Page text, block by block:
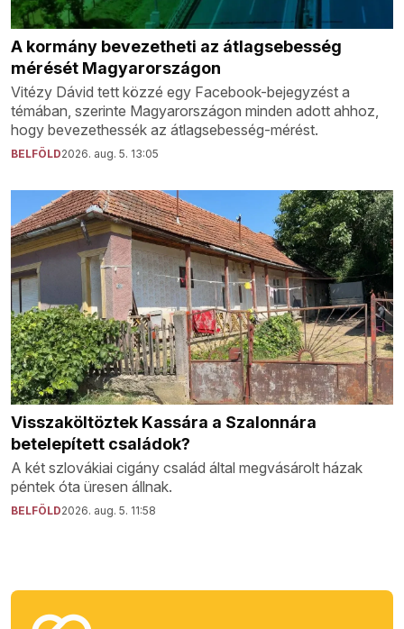
A kormány bevezetheti az átlagsebesség
mérését Magyarországon
Vitézy Dávid tett közzé egy Facebook-bejegyzést a
témában, szerinte Magyarországon minden adott ahhoz,
hogy bevezethessék az átlagsebesség-mérést.
BELFÖLD2026. aug. 5. 13:05
Visszaköltöztek Kassára a Szalonnára
betelepített családok?
A két szlovákiai cigány család által megvásárolt házak
péntek óta üresen állnak.
BELFÖLD2026. aug. 5. 11:58